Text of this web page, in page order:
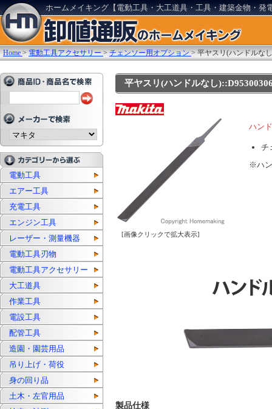
ホームメイキング【電動工具・大工道具・工具・建築金物・発
Home >電動工具アクセサリー >チェンソー用オプション >平ヤスリ(ハンドルな
電動工具
エアー工具
充電工具
エンジン工具
レーザー・測量機器
電動工具刃物
電動工具アクセサリー
大工道具
作業工具
電設工具
配管工具
造園・園芸用品
吊り上げ・荷役
身の回り品
土木・左官用品
平ヤスリ(ハンドルなし
[画像クリックで拡大表示]
ハン
チ
※ハ
製品仕様